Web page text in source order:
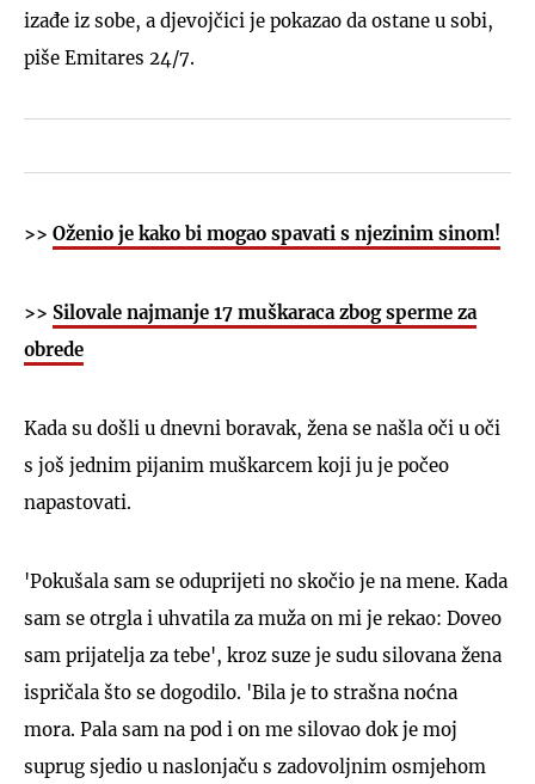
izađe iz sobe, a djevojčici je pokazao da ostane u sobi,
piše Emitares 24/7.
>> Oženio je kako bi mogao spavati s njezinim sinom!
>> Silovale najmanje 17 muškaraca zbog sperme za
obrede
Kada su došli u dnevni boravak, žena se našla oči u oči
s još jednim pijanim muškarcem koji ju je počeo
napastovati.
'Pokušala sam se oduprijeti no skočio je na mene. Kada
sam se otrgla i uhvatila za muža on mi je rekao: Doveo
sam prijatelja za tebe', kroz suze je sudu silovana žena
ispričala što se dogodilo. 'Bila je to strašna noćna
mora. Pala sam na pod i on me silovao dok je moj
suprug sjedio u naslonjaču s zadovoljnim osmjehom